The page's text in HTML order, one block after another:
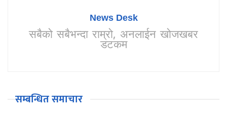
News Desk
सबैको सबैभन्दा राम्रो, अनलाईन खोजखबर
डटकम
सम्बन्धित समाचार